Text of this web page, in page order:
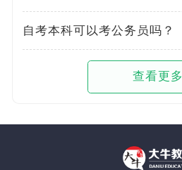
自考本科可以考公务员吗？
查看更多